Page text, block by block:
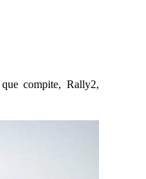
compite, Rally2,